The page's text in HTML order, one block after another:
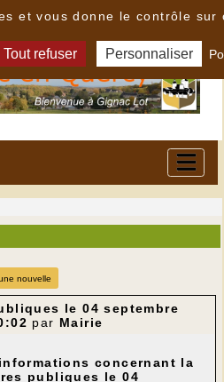
nouvelle
le 04 septembre
par Mairie
concernant la
publiques le 04
et vous donne le contrôle sur
Tout refuser Personnaliser